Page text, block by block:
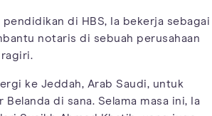
di HBS, Ia bekerja sebagai
notaris di sebuah perusahaan
ke Jeddah, Arab Saudi, untuk
di sana. Selama masa ini, Ia